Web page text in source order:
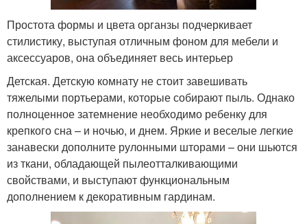
Простота формы и цвета органзы подчеркивает
стилистику, выступая отличным фоном для мебели и
аксессуаров, она объединяет весь интерьер
Детская. Детскую комнату не стоит завешивать
тяжелыми портьерами, которые собирают пыль. Однако
полноценное затемнение необходимо ребенку для
крепкого сна – и ночью, и днем. Яркие и веселые легкие
занавески дополните рулонными шторами – они шьются
из ткани, обладающей пылеотталкивающими
свойствами, и выступают функциональным
дополнением к декоративным гардинам.